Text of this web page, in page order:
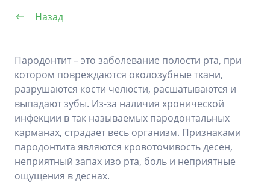
Назад
Пародонтит – это заболевание полости рта, при
котором повреждаются околозубные ткани,
разрушаются кости челюсти, расшатываются и
выпадают зубы. Из-за наличия хронической
инфекции в так называемых пародонтальных
карманах, страдает весь организм. Признаками
пародонтита являются кровоточивость десен,
неприятный запах изо рта, боль и неприятные
ощущения в деснах.